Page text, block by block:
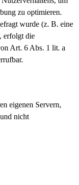
zu optimieren.
wurde (z. B. eine
erfolgt die
Art. 6 Abs. 1 lit. a
eigenen Servern,
nicht